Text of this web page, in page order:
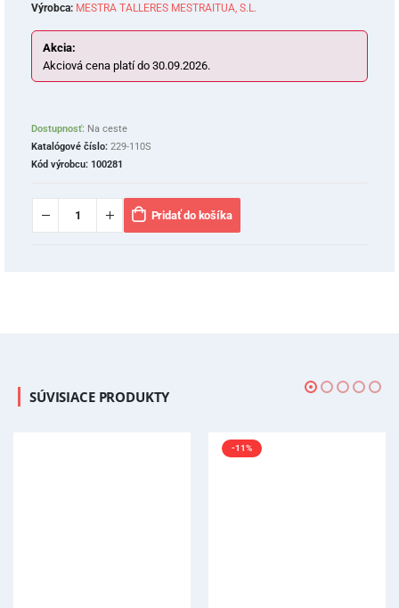
Výrobca: MESTRA TALLERES MESTRAITUA, S.L.
Akcia:
Akciová cena platí do 30.09.2026.
Dostupnosť: Na ceste
Katalógové číslo: 229-110S
Kód výrobcu: 100281
Pridať do košíka
SÚVISIACE PRODUKTY
-11%